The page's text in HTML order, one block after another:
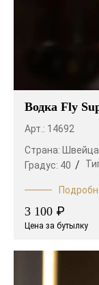
Водка Fly
Арт.: 14692
Страна:
Градус: 40
3 100 ₽
Цена за бутылку